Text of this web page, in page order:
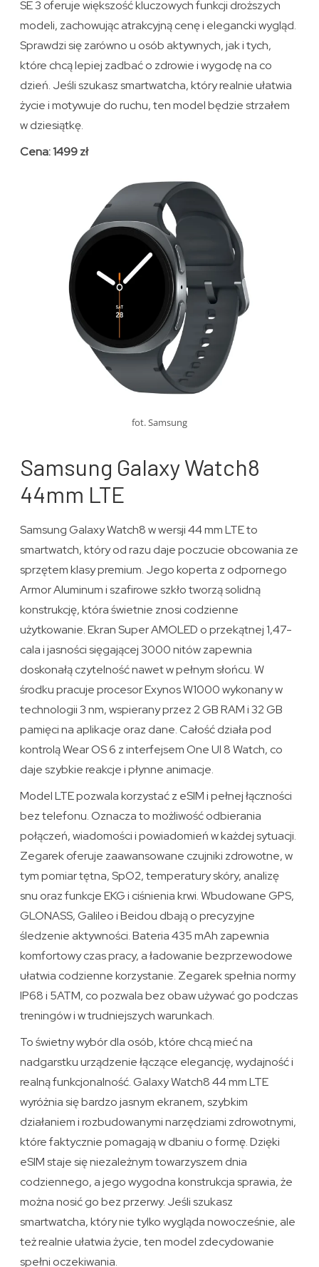
SE 3 oferuje większość kluczowych funkcji droższych
modeli, zachowując atrakcyjną cenę i elegancki wygląd.
Sprawdzi się zarówno u osób aktywnych, jak i tych,
które chcą lepiej zadbać o zdrowie i wygodę na co
dzień. Jeśli szukasz smartwatcha, który realnie ułatwia
życie i motywuje do ruchu, ten model będzie strzałem
w dziesiątkę.
Cena: 1499 zł
fot. Samsung
Samsung Galaxy Watch8
44mm LTE
Samsung Galaxy Watch8 w wersji 44 mm LTE to
smartwatch, który od razu daje poczucie obcowania ze
sprzętem klasy premium. Jego koperta z odpornego
Armor Aluminum i szafirowe szkło tworzą solidną
konstrukcję, która świetnie znosi codzienne
użytkowanie. Ekran Super AMOLED o przekątnej 1,47-
cala i jasności sięgającej 3000 nitów zapewnia
doskonałą czytelność nawet w pełnym słońcu. W
środku pracuje procesor Exynos W1000 wykonany w
technologii 3 nm, wspierany przez 2 GB RAM i 32 GB
pamięci na aplikacje oraz dane. Całość działa pod
kontrolą Wear OS 6 z interfejsem One UI 8 Watch, co
daje szybkie reakcje i płynne animacje.
Model LTE pozwala korzystać z eSIM i pełnej łączności
bez telefonu. Oznacza to możliwość odbierania
połączeń, wiadomości i powiadomień w każdej sytuacji.
Zegarek oferuje zaawansowane czujniki zdrowotne, w
tym pomiar tętna, SpO2, temperatury skóry, analizę
snu oraz funkcje EKG i ciśnienia krwi. Wbudowane GPS,
GLONASS, Galileo i Beidou dbają o precyzyjne
śledzenie aktywności. Bateria 435 mAh zapewnia
komfortowy czas pracy, a ładowanie bezprzewodowe
ułatwia codzienne korzystanie. Zegarek spełnia normy
IP68 i 5ATM, co pozwala bez obaw używać go podczas
treningów i w trudniejszych warunkach.
To świetny wybór dla osób, które chcą mieć na
nadgarstku urządzenie łączące elegancję, wydajność i
realną funkcjonalność. Galaxy Watch8 44 mm LTE
wyróżnia się bardzo jasnym ekranem, szybkim
działaniem i rozbudowanymi narzędziami zdrowotnymi,
które faktycznie pomagają w dbaniu o formę. Dzięki
eSIM staje się niezależnym towarzyszem dnia
codziennego, a jego wygodna konstrukcja sprawia, że
można nosić go bez przerwy. Jeśli szukasz
smartwatcha, który nie tylko wygląda nowocześnie, ale
też realnie ułatwia życie, ten model zdecydowanie
spełni oczekiwania.